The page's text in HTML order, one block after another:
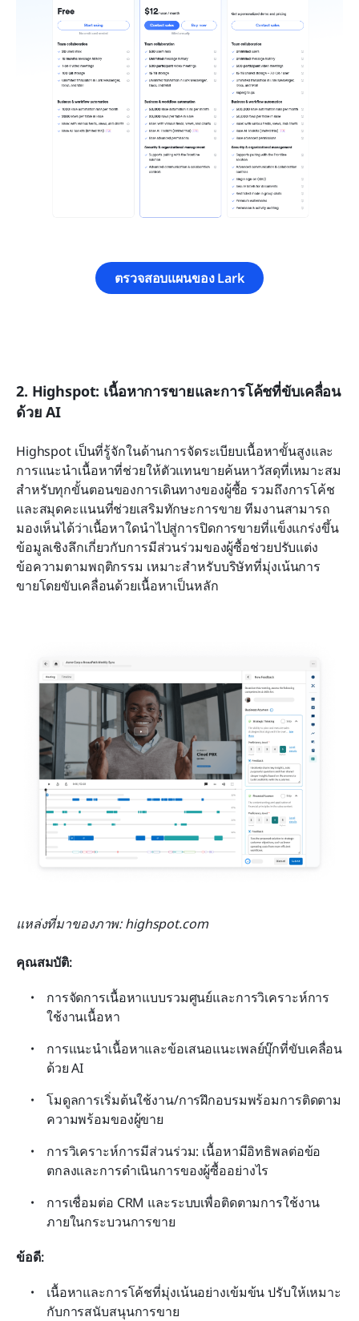
ตรวจสอบแผนของ Lark
2. Highspot: เนื้อหาการขายและการโค้ชที่ขับเคลื่อน
ด้วย AI
Highspot เป็นที่รู้จักในด้านการจัดระเบียบเนื้อหาขั้นสูงและ
การแนะนำเนื้อหาที่ช่วยให้ตัวแทนขายค้นหาวัสดุที่เหมาะสม
สำหรับทุกขั้นตอนของการเดินทางของผู้ซื้อ รวมถึงการโค้ช
และสมุดคะแนนที่ช่วยเสริมทักษะการขาย ทีมงานสามารถ
มองเห็นได้ว่าเนื้อหาใดนำไปสู่การปิดการขายที่แข็งแกร่งขึ้น
ข้อมูลเชิงลึกเกี่ยวกับการมีส่วนร่วมของผู้ซื้อช่วยปรับแต่ง
ข้อความตามพฤติกรรม เหมาะสำหรับบริษัทที่มุ่งเน้นการ
ขายโดยขับเคลื่อนด้วยเนื้อหาเป็นหลัก
แหล่งที่มาของภาพ: highspot.com
คุณสมบัติ:
การจัดการเนื้อหาแบบรวมศูนย์และการวิเคราะห์การ
ใช้งานเนื้อหา
การแนะนำเนื้อหาและข้อเสนอแนะเพลย์บุ๊กที่ขับเคลื่อน
ด้วย AI
โมดูลการเริ่มต้นใช้งาน/การฝึกอบรมพร้อมการติดตาม
ความพร้อมของผู้ขาย
การวิเคราะห์การมีส่วนร่วม: เนื้อหามีอิทธิพลต่อข้อ
ตกลงและการดำเนินการของผู้ซื้ออย่างไร
การเชื่อมต่อ CRM และระบบเพื่อติดตามการใช้งาน
ภายในกระบวนการขาย
ข้อดี:
เนื้อหาและการโค้ชที่มุ่งเน้นอย่างเข้มข้น ปรับให้เหมาะ
กับการสนับสนุนการขาย